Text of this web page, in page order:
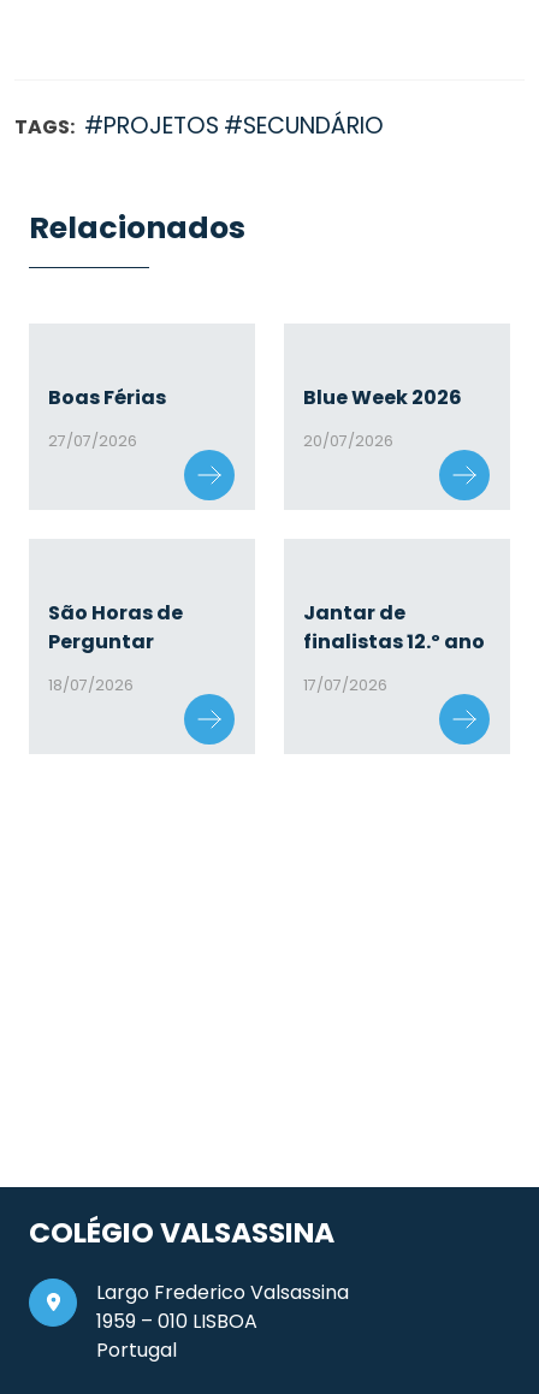
TAGS: #PROJETOS #SECUNDÁRIO
Relacionados
Boas Férias
27/07/2026
Blue Week 2026
20/07/2026
São Horas de
Perguntar
18/07/2026
Jantar de
finalistas 12.º ano
17/07/2026
COLÉGIO VALSASSINA
Largo Frederico Valsassina
1959 – 010 LISBOA
Portugal